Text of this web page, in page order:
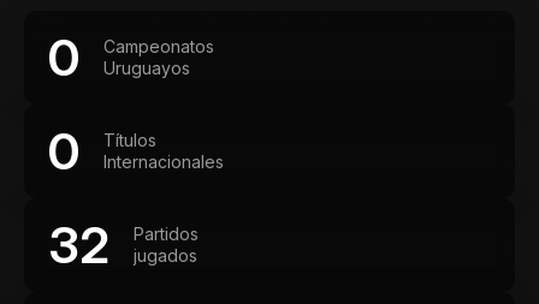
0
Campeonatos
Uruguayos
0
Títulos
Internacionales
32
Partidos
jugados